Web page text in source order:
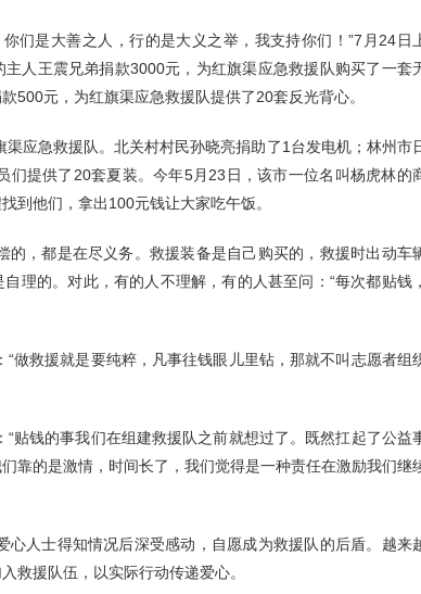
们是大善之人，行的是大义之举，我支持你们！”7月24日
人王震兄弟捐款3000元，为红旗渠应急救援队购买了一套
500元，为红旗渠应急救援队提供了20套反光背心。
应急救援队。北关村村民孙晓亮捐助了1台发电机；林州市
们提供了20套夏装。今年5月23日，该市一位名叫杨虎林的
到他们，拿出100元钱让大家吃午饭。
的，都是在尽义务。救援装备是自己购买的，救援时出动车
理的。对此，有的人不理解，有的人甚至问：“每次都贴钱，
做救援就是要纯粹，凡事往钱眼儿里钻，那就不叫志愿者组
贴钱的事我们在组建救援队之前就想过了。既然扛起了公益
靠的是激情，时间长了，我们觉得是一种责任在激励我们继
心人士得知情况后深受感动，自愿成为救援队的后盾。越来
救援队伍，以实际行动传递爱心。